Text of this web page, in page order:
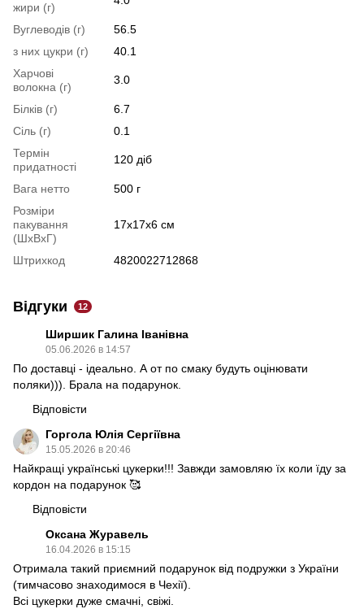
жири (г)
Вуглеводів (г)
56.5
з них цукри (г)
40.1
Харчові
волокна (г)
3.0
Білків (г)
6.7
Сіль (г)
0.1
Термін
придатності
120 діб
Вага нетто
500 г
Розміри
пакування
(ШхВхГ)
17х17х6 см
Штрихкод 4820022712868
Відгуки 12
Ширшик Галина Іванівна
05.06.2026 в 14:57
По доставці - ідеально. А от по смаку будуть оцінювати
поляки))). Брала на подарунок.
Відповісти
Горгола Юлія Сергіївна
15.05.2026 в 20:46
Найкращі українські цукерки!!! Завжди замовляю їх коли їду за
кордон на подарунок 🥰
Відповісти
Оксана Журавель
16.04.2026 в 15:15
Отримала такий приємний подарунок від подружки з України
(тимчасово знаходимося в Чехії).
Всі цукерки дуже смачні, свіжі.